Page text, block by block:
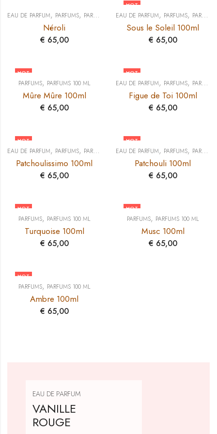
EAU DE PARFUM, PARFUMS, PARFUMS 100 ML
Néroli
€ 65,00
HOT
EAU DE PARFUM, PARFUMS, PARFUMS 100 ML
Sous le Soleil 100ml
€ 65,00
HOT
PARFUMS, PARFUMS 100 ML
Mûre Mûre 100ml
€ 65,00
HOT
EAU DE PARFUM, PARFUMS, PARFUMS 100 ML
Figue de Toi 100ml
€ 65,00
HOT
EAU DE PARFUM, PARFUMS, PARFUMS 100 ML
Patchoulissimo 100ml
€ 65,00
HOT
EAU DE PARFUM, PARFUMS, PARFUMS 100 ML
Patchouli 100ml
€ 65,00
HOT
PARFUMS, PARFUMS 100 ML
Turquoise 100ml
€ 65,00
HOT
PARFUMS, PARFUMS 100 ML
Musc 100ml
€ 65,00
HOT
PARFUMS, PARFUMS 100 ML
Ambre 100ml
€ 65,00
EAU DE PARFUM
VANILLE
ROUGE